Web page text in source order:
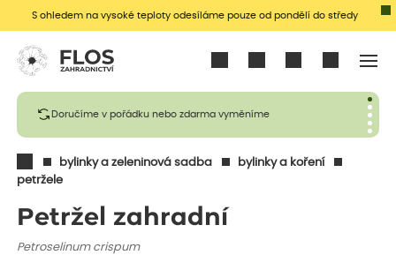
S ohledem na vysoké teploty odesíláme pouze od pondělí do středy
Doručíme v pořádku nebo zdarma vyměníme
bylinky a zeleninová sadba
bylinky a koření
petržele
Petržel zahradní
Petroselinum crispum